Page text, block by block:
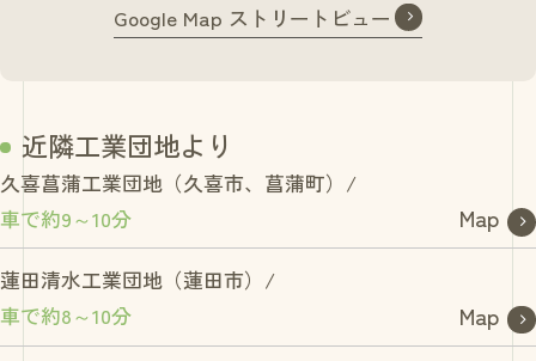
Google Map ストリートビュー
近隣工業団地より
久喜菖蒲工業団地（久喜市、菖蒲町）/
車で約9～10分
Map
蓮田清水工業団地（蓮田市）/
車で約8～10分
Map